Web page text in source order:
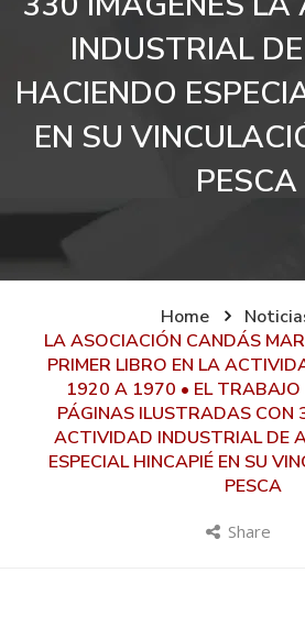
INDUSTRIAL
HACIENDO
EN SU
PESCA
Home
LA ASOCIACIÓN CANDÁS
PRIMER LIBRO EN LA
1920 A 1970 • EL TRABAJO
PÁGINAS ILUSTRADAS CON
ACTIVIDAD INDUSTRIAL DE
ESPECIAL HINCAPIÉ EN SU
PESCA
Share